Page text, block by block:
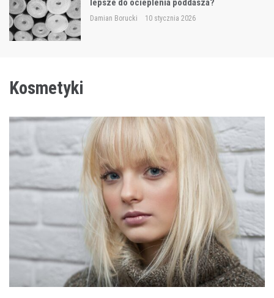
lepsze do ocieplenia poddasza?
Damian Borucki 10 stycznia 2026
Kosmetyki